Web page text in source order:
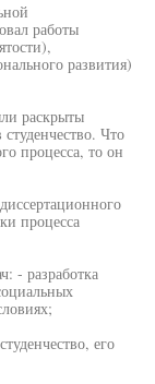
работы
развития)
раскрыты
Что
процесса, то он
процесса
- разработка
его